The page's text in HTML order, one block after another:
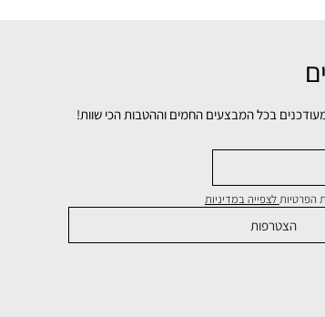
בכל המבצעים החמים וההטבות הכי שוות!
הפרטיותלצפייה במדיניות